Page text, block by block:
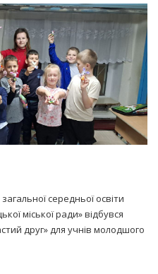
середньої освіти
міської ради» відбувся
друг» для учнів молодшого